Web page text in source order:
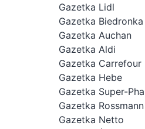
Gazetka Lidl
Gazetka Biedronka
Gazetka Auchan
Gazetka Aldi
Gazetka Carrefour
Gazetka Hebe
Gazetka Super-
Gazetka Rossmann
Gazetka Netto